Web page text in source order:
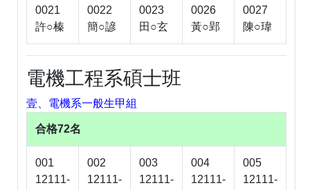
0021
許○榛
0022
簡○諺
0023
田○玄
0026
黃○郢
0027
陳○瑋
電機工程系碩士班
壹、電機系一般生甲組
合格72名
001
12111-
002
12111-
003
12111-
004
12111-
005
12111-